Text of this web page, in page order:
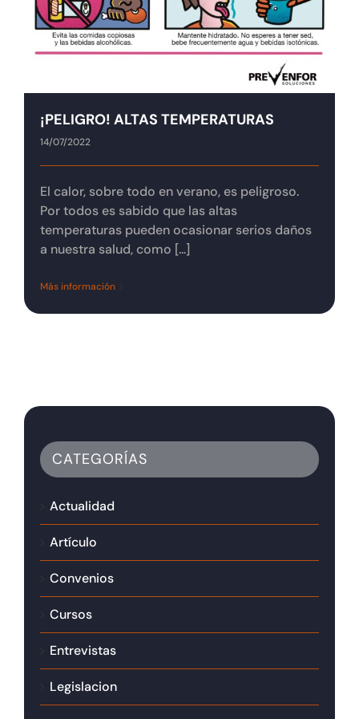
Tienda online
¡PELIGRO! ALTAS TEMPERATURAS
14/07/2022
El calor, sobre todo en verano, es peligroso.
Por todos es sabido que las altas
temperaturas pueden ocasionar serios daños
a nuestra salud, como [...]
Más información
CATEGORÍAS
Actualidad
Artículo
Convenios
Cursos
Entrevistas
Legislacion